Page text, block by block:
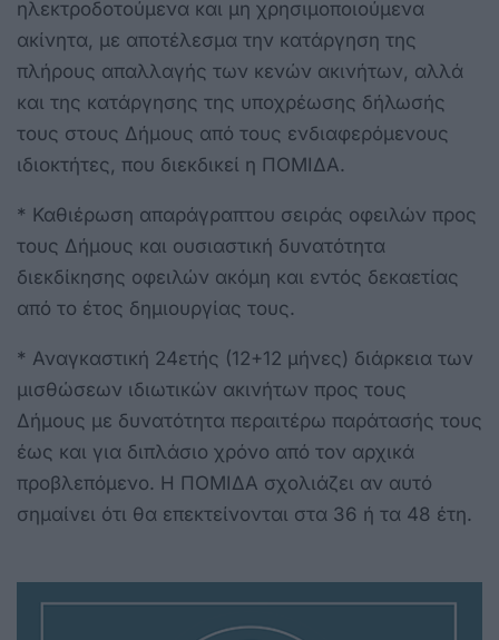
ηλεκτροδοτούμενα και μη χρησιμοποιούμενα
ακίνητα, με αποτέλεσμα την κατάργηση της
πλήρους απαλλαγής των κενών ακινήτων, αλλά
και της κατάργησης της υποχρέωσης δήλωσής
τους στους Δήμους από τους ενδιαφερόμενους
ιδιοκτήτες, που διεκδικεί η ΠΟΜΙΔΑ.
* Καθιέρωση απαράγραπτου σειράς οφειλών προς
τους Δήμους και ουσιαστική δυνατότητα
διεκδίκησης οφειλών ακόμη και εντός δεκαετίας
από το έτος δημιουργίας τους.
* Αναγκαστική 24ετής (12+12 μήνες) διάρκεια των
μισθώσεων ιδιωτικών ακινήτων προς τους
Δήμους με δυνατότητα περαιτέρω παράτασής τους
έως και για διπλάσιο χρόνο από τον αρχικά
προβλεπόμενο. Η ΠΟΜΙΔΑ σχολιάζει αν αυτό
σημαίνει ότι θα επεκτείνονται στα 36 ή τα 48 έτη.